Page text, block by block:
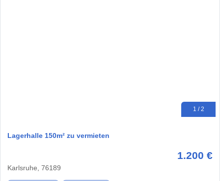
1 / 2
Lagerhalle 150m² zu vermieten
1.200 €
Karlsruhe, 76189